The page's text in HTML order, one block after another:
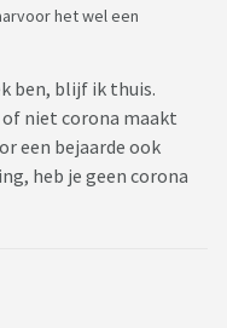
het wel een
ben, blijf ik thuis.
niet corona maakt
een bejaarde ook
heb je geen corona